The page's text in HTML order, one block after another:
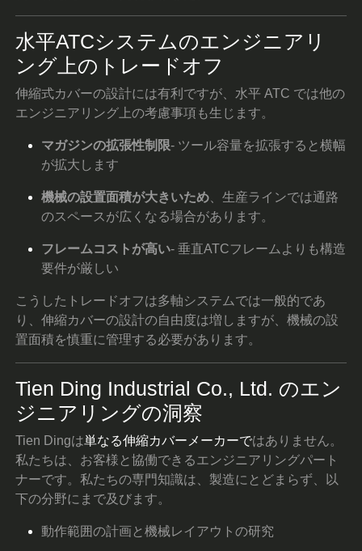
水平ATCシステムのエンジニアリ
ング上のトレードオフ
伸縮式カバーの設計には有利ですが、水平 ATC では他の
エンジニアリング上の考慮事項も生じます。
マガジンの拡張性制限- ツール容量を拡張すると横幅
が拡大します
機械の設置面積が大きいため 、生産ラインでは通路
のスペースが広くなる場合があります。
フレームコストが高い- 垂直ATCフレームよりも構造
要件が厳しい
こうしたトレードオフは多軸システムでは一般的であ
り、伸縮カバーの設計の自由度は増しますが、機械の設
置面積を慎重に管理する必要があります。
Tien Ding Industrial Co., Ltd. のエン
ジニアリングの洞察
Tien Dingは単なる伸縮カバーメーカーではありません。
私たちは、お客様と協働できるエンジニアリングパート
ナーです。私たちの専門知識は、製造にとどまらず、以
下の分野にまで及びます。
動作範囲の計画と機械レイアウトの研究